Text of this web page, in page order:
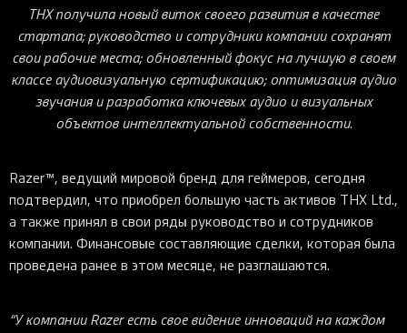
Колонки
Коврики
Геймпады
Стриминг
Аксессуары
Новинки
Viper
Naga
Basilisk
Orochi V2
Аксессуары для мышей
Игровые мыши
Blackwidow
Ornata
Joro
Pro Type
Аксессуары для клавиатур
Все клавиатуры
Kraken
Blackshark
Barracuda
Kraken Kitty
Аксессуары для аудио
Все аудио для ПК
Колонки Razer
Leviathan
Nommo
Clio
Стриминг Razer
Moray
Seiren
Kiyo
Контроллеры
Освещение
Ripsaw
Коврики Razer
Atlas
Firefly
HyperFlux V2
Strider
Sphex
Pro Glide
Офисный Razer
Pro Click V2 Vertical
Pro Type Ergo
Pro Type
Pro Glide XXL
Коллаборации
Софт
Synapse 4
Synapse 3
THX Spatial
Наушники
Контроллеры
Аксессуары
Android-приложения
iOS-приложения
Новости
Новые игры
Игровая периферия
Сетапы и гайды
Игровые ивенты
Бонусы
THX получила новый виток своего развития в качестве
стартапа; руководство и сотрудники компании сохранят
свои рабочие места; обновленный фокус на лучшую в своем
классе аудиовизуальную сертификацию; оптимизация аудио
звучания и разработка ключевых аудио и визуальных
объектов интеллектуальной собственности.
Razer™, ведущий мировой бренд для геймеров, сегодня
подтвердил, что приобрел большую часть активов THX Ltd.,
а также принял в свои ряды руководство и сотрудников
компании. Финансовые составляющие сделки, которая была
проведена ранее в этом месяце, не разглашаются.
“У компании Razer есть свое видение инноваций на каждом